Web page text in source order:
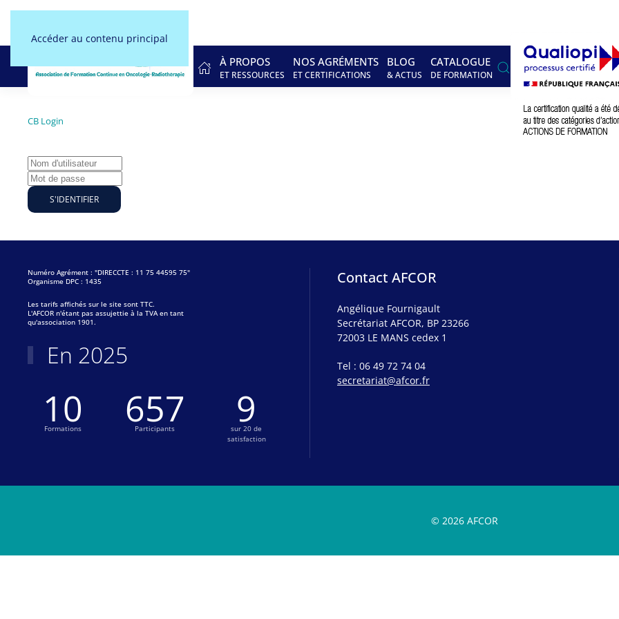
Accéder au contenu principal
À PROPOS
ET RESSOURCES
NOS AGRÉMENTS
ET CERTIFICATIONS
BLOG
& ACTUS
CATALOGUE
DE FORMATION
CB Login
S'IDENTIFIER
Numéro Agrément : "DIRECCTE : 11 75 44595 75"
Organisme DPC : 1435
Les tarifs affichés sur le site sont TTC.
L'AFCOR n'étant pas assujettie à la TVA en tant
qu'association 1901.
En 2025
10
Formations 687
Participants 9
sur 20 de
satisfaction
Contact AFCOR
Angélique Fournigault
Secrétariat AFCOR, BP 23266
72003 LE MANS cedex 1
Tel : 06 49 72 74 04
secretariat@afcor.fr
© 2026 AFCOR